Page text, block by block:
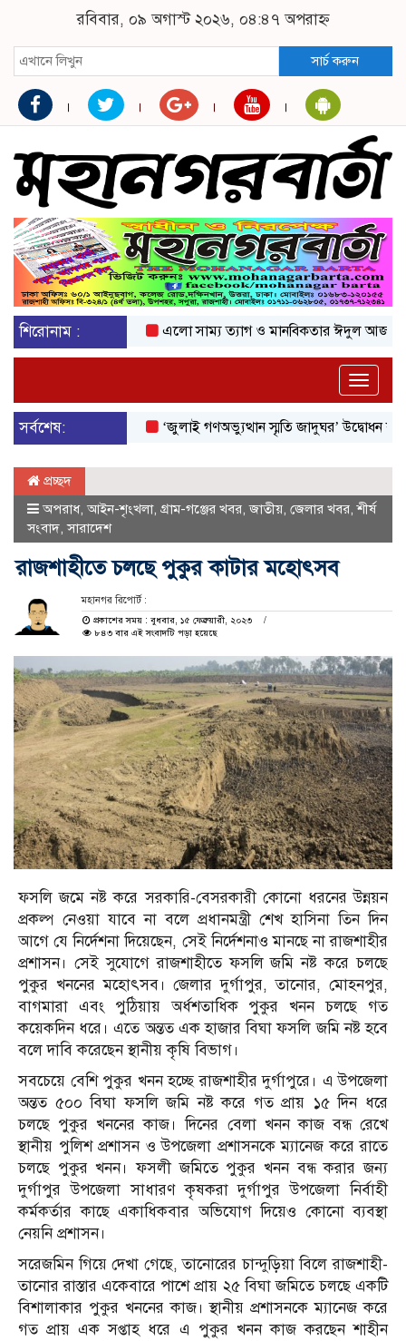
রবিবার, ০৯ অগাস্ট ২০২৬, ০৪:৪৭ অপরাহ্ন
সার্চ করুন
শিরোনাম : এলো সাম্য ত্যাগ ও মানবিকতার ঈদুল আজহা
Toggle
সর্বশেষ:
‘জুলাই গণঅভ্যুত্থান স্মৃতি জাদুঘর’ উদ্বোধন করলেন
প্রচ্ছদ
অপরাধ, আইন-শৃংখলা, গ্রাম-গঞ্জের খবর,জাতীয়, জেলার খবর,শীর্ষ
সংবাদ,সারাদেশ
রাজশাহীতে চলছে পুকুর কাটার মহোৎসব
মহানগর রিপোর্ট :
প্রকাশের সময় : বুধবার, ১৫ ফেব্রুয়ারী, ২০২৩
৮৪৩ বার এই সংবাদটি পড়া হয়েছে
ফসলি জমে নষ্ট করে সরকারি-বেসরকারী কোনো ধরনের উন্নয়ন
প্রকল্প নেওয়া যাবে না বলে প্রধানমন্ত্রী শেখ হাসিনা তিন দিন
আগে যে নির্দেশনা দিয়েছেন, সেই নির্দেশনাও মানছে না রাজশাহীর
প্রশাসন। সেই সুযোগে রাজশাহীতে ফসলি জমি নষ্ট করে চলছে
পুকুর খননের মহোৎসব। জেলার দুর্গাপুর, তানোর, মোহনপুর,
বাগমারা এবং পুঠিয়ায় অর্ধশতাধিক পুকুর খনন চলছে গত
কয়েকদিন ধরে। এতে অন্তত এক হাজার বিঘা ফসলি জমি নষ্ট হবে
বলে দাবি করেছেন স্থানীয় কৃষি বিভাগ।
সবচেয়ে বেশি পুকুর খনন হচ্ছে রাজশাহীর দুর্গাপুরে। এ উপজেলা
অন্তত ৫০০ বিঘা ফসলি জমি নষ্ট করে গত প্রায় ১৫ দিন ধরে
চলছে পুকুর খননের কাজ। দিনের বেলা খনন কাজ বন্ধ রেখে
স্থানীয় পুলিশ প্রশাসন ও উপজেলা প্রশাসনকে ম্যানেজ করে রাতে
চলছে পুকুর খনন। ফসলী জমিতে পুকুর খনন বন্ধ করার জন্য
দুর্গাপুর উপজেলা সাধারণ কৃষকরা দুর্গাপুর উপজেলা নির্বাহী
কর্মকর্তার কাছে একাধিকবার অভিযোগ দিয়েও কোনো ব্যবস্থা
নেয়নি প্রশাসন।
সরেজমিন গিয়ে দেখা গেছে, তানোরের চান্দুড়িয়া বিলে রাজশাহী-
তানোর রাস্তার একেবারে পাশে প্রায় ২৫ বিঘা জমিতে চলছে একটি
বিশালাকার পুকুর খননের কাজ। স্থানীয় প্রশাসনকে ম্যানেজ করে
গত প্রায় এক সপ্তাহ ধরে এ পুকুর খনন কাজ করছেন শাহীন